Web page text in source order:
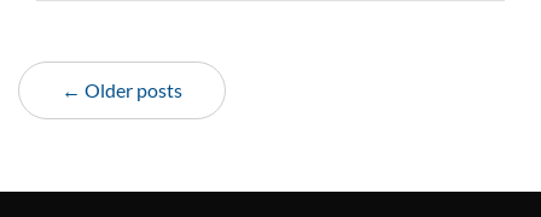
← Older posts